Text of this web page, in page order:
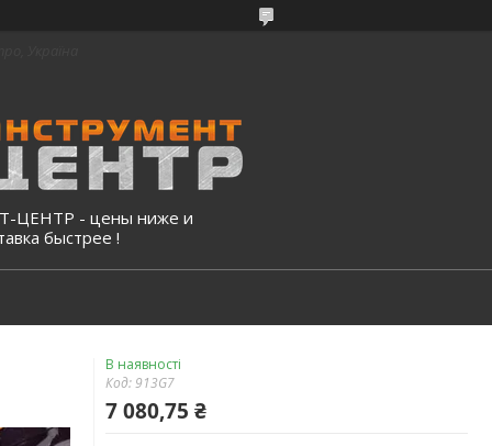
ЦЕНТР - цены ниже и
быстрее !
В наявності
Код:913G7
7 080,75 ₴